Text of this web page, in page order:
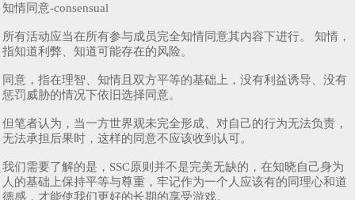
知情同意-consensual
所有活动应当在所有参与成员完全知情同意其内容下进行。 知情，
指知道利弊、知道可能存在的风险。
同意，指在理智、知情且双方平等的基础上，没有利益诱导、没有
惩罚威胁的情况下依旧选择同意。
但笔者认为，当一方世界观未完全形成、对自己的行为无法负责，
无法承担后果时，这样的同意不应该收到认可。
我们需要了解的是，SSC原则并不是完美无缺的，在知晓自己身为
人的基础上保持平等与尊重，牢记作为一个人应该有的同理心和道
德感，才能使我们更好的长期的享受游戏。